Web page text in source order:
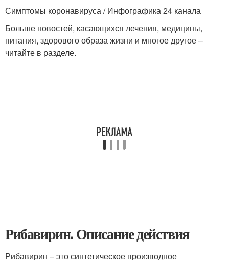
Симптомы коронавируса / Инфографика 24 канала
Больше новостей, касающихся лечения, медицины,
питания, здорового образа жизни и многое другое –
читайте в разделе.
Рибавирин. Описание действия
Рибавирин – это синтетическое производное